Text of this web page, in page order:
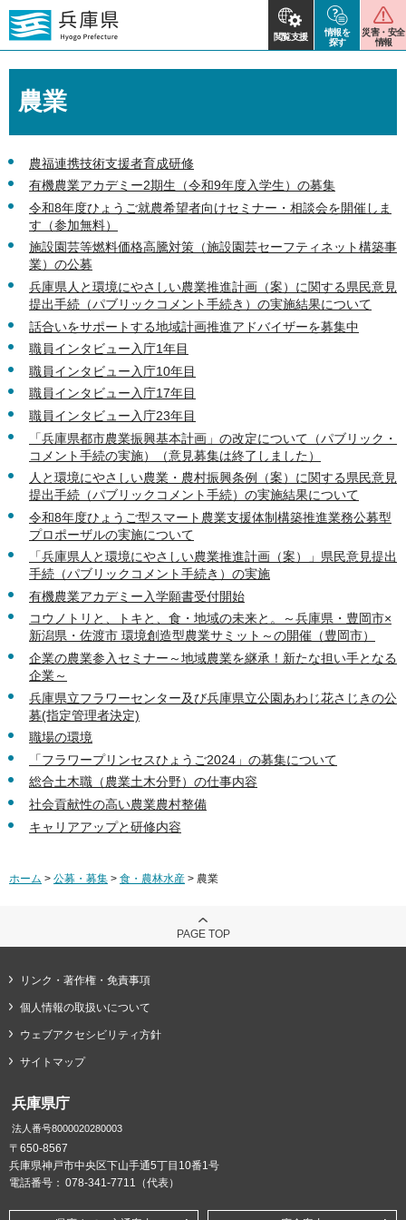
閲覧支援
情報を
探す
災害・安全
情報
農業
農福連携技術支援者育成研修
有機農業アカデミー2期生（令和9年度入学生）の募集
令和8年度ひょうご就農希望者向けセミナー・相談会を開催しま
す（参加無料）
施設園芸等燃料価格高騰対策（施設園芸セーフティネット構築事
業）の公募
兵庫県人と環境にやさしい農業推進計画（案）に関する県民意見
提出手続（パブリックコメント手続き）の実施結果について
話合いをサポートする地域計画推進アドバイザーを募集中
職員インタビュー入庁1年目
職員インタビュー入庁10年目
職員インタビュー入庁17年目
職員インタビュー入庁23年目
「兵庫県都市農業振興基本計画」の改定について（パブリック・
コメント手続の実施）（意見募集は終了しました）
人と環境にやさしい農業・農村振興条例（案）に関する県民意見
提出手続（パブリックコメント手続）の実施結果について
令和8年度ひょうご型スマート農業支援体制構築推進業務公募型
プロポーザルの実施について
「兵庫県人と環境にやさしい農業推進計画（案）」県民意見提出
手続（パブリックコメント手続き）の実施
有機農業アカデミー入学願書受付開始
コウノトリと、トキと、食・地域の未来と。～兵庫県・豊岡市×
新潟県・佐渡市 環境創造型農業サミット～の開催（豊岡市）
企業の農業参入セミナー～地域農業を継承！新たな担い手となる
企業～
兵庫県立フラワーセンター及び兵庫県立公園あわじ花さじきの公
募(指定管理者決定)
職場の環境
「フラワープリンセスひょうご2024」の募集について
総合土木職（農業土木分野）の仕事内容
社会貢献性の高い農業農村整備
キャリアアップと研修内容
ホーム > 公募・募集 > 食・農林水産 > 農業
PAGE TOP
リンク・著作権・免責事項
個人情報の取扱いについて
ウェブアクセシビリティ方針
サイトマップ
兵庫県庁
法人番号8000020280003
〒650-8567
兵庫県神戸市中央区下山手通5丁目10番1号
電話番号： 078-341-7711（代表）